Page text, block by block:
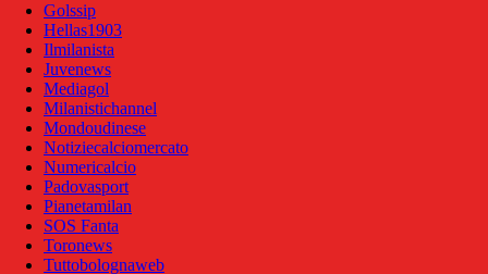
Golssip
Hellas1903
Ilmilanista
Juvenews
Mediagol
Milanistichannel
Mondoudinese
Notiziecalciomercato
Numericalcio
Padovasport
Pianetamilan
SOS Fanta
Toronews
Tuttobolognaweb